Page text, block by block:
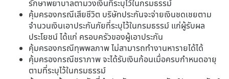
รักษาพยาบาลตามวงเงินที่ระบุไว้ในกรมธรรม์
คุ้มครองกรณีเสียชีวิต บริษัทประกันจะจ่ายเงินชดเชยตาม
จำนวนเงินเอาประกันภัยที่ระบุไว้ในกรมธรรม์ แก่ผู้รับผล
ประโยชน์ ได้แก่ ครอบครัวของผู้เอาประกัน
คุ้มครองกรณีทุพพลภาพ ไม่สามารถทำงานหารายได้ได้
คุ้มครองกรณีชราภาพ จะได้รับเงินก้อนเมื่อครบกำหนดอายุ
ตามที่ระบุไว้ในกรมธรรม์